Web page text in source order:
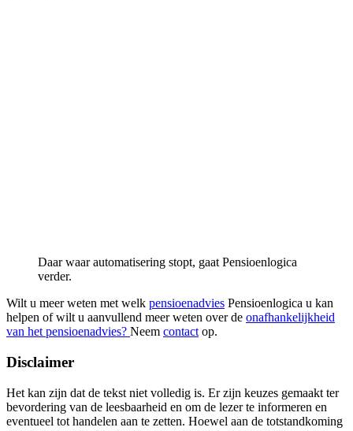
Daar waar automatisering stopt, gaat Pensioenlogica
verder.
Wilt u meer weten met welk pensioenadvies Pensioenlogica u kan
helpen of wilt u aanvullend meer weten over de onafhankelijkheid
van het pensioenadvies? Neem contact op.
Disclaimer
Het kan zijn dat de tekst niet volledig is. Er zijn keuzes gemaakt ter
bevordering van de leesbaarheid en om de lezer te informeren en
eventueel tot handelen aan te zetten. Hoewel aan de totstandkoming